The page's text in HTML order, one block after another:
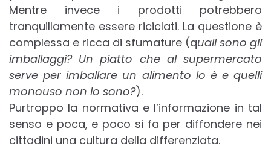
Mentre invece i prodotti potrebbero
tranquillamente essere riciclati. La questione è
complessa e ricca di sfumature (quali sono gli
imballaggi? Un piatto che al supermercato
serve per imballare un alimento lo è e quelli
monouso non lo sono?).
Purtroppo la normativa e l’informazione in tal
senso e poca, e poco si fa per diffondere nei
cittadini una cultura della differenziata.